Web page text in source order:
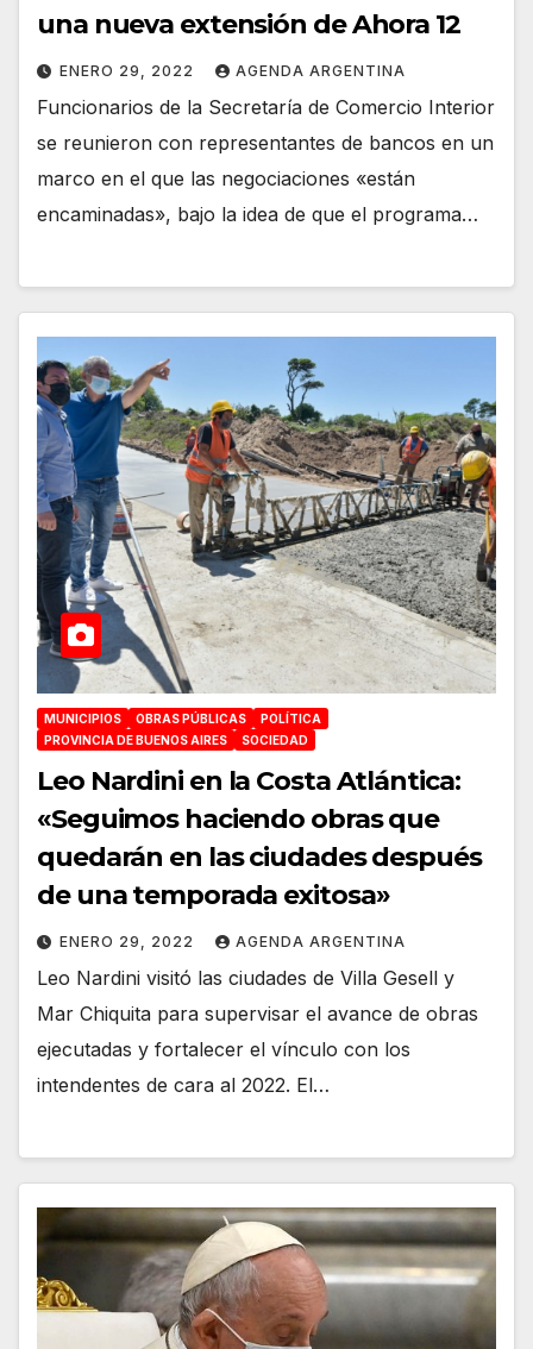
una nueva extensión de Ahora 12
ENERO 29, 2022 AGENDA ARGENTINA
Funcionarios de la Secretaría de Comercio Interior
se reunieron con representantes de bancos en un
marco en el que las negociaciones «están
encaminadas», bajo la idea de que el programa…
MUNICIPIOS OBRAS PÚBLICAS
POLÍTICA
PROVINCIA DE BUENOS AIRES
SOCIEDAD
Leo Nardini en la Costa Atlántica:
«Seguimos haciendo obras que
quedarán en las ciudades después
de una temporada exitosa»
ENERO 29, 2022 AGENDA ARGENTINA
Leo Nardini visitó las ciudades de Villa Gesell y
Mar Chiquita para supervisar el avance de obras
ejecutadas y fortalecer el vínculo con los
intendentes de cara al 2022. El…